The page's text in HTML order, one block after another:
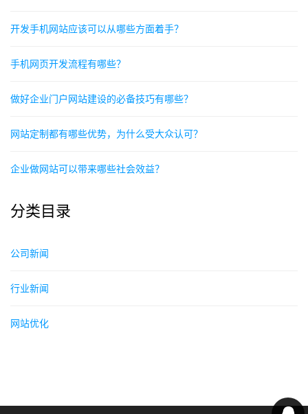
开发手机网站应该可以从哪些方面着手？
手机网页开发流程有哪些？
做好企业门户网站建设的必备技巧有哪些？
网站定制都有哪些优势，为什么受大众认可？
企业做网站可以带来哪些社会效益？
分类目录
公司新闻
行业新闻
网站优化